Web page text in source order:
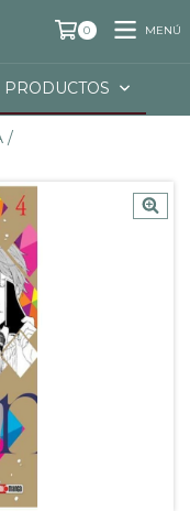
0 MENÚ
PRODUCTOS
/